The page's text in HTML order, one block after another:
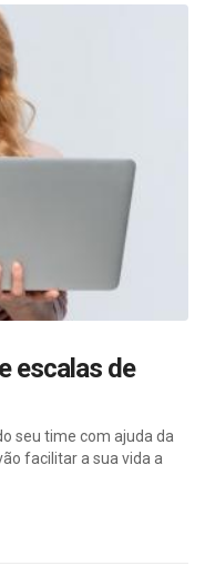
escalas de
seu time com ajuda da
facilitar a sua vida a